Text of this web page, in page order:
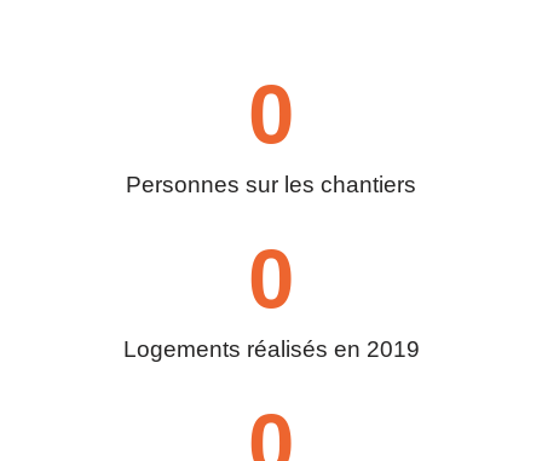
Personnes sur les chantiers​
0
Logements réalisés en 2019​
0